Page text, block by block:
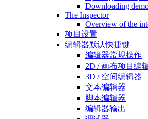
Downloading
The Inspector
Overview of the
项目设置
编辑器默认快捷键
编辑器常规操作
2D / 画布项目编
3D / 空间编辑器
文本编辑器
脚本编辑器
编辑器输出